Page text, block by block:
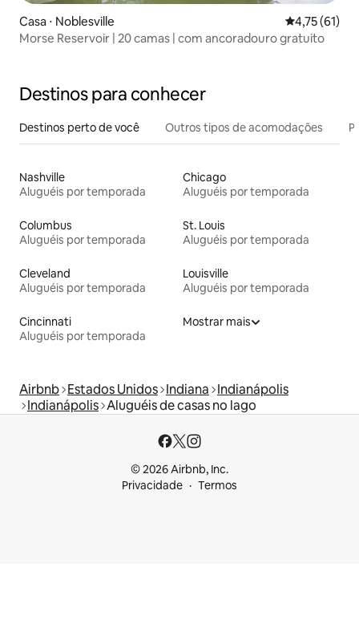
Casa ⋅ Noblesville 4,75 de uma
4,75 (61)
Morse Reservoir | 20 camas | com ancoradouro gratuito
Destinos para conhecer
Destinos perto de você Outros tipos de acomodações
Nashville
Aluguéis por temporada
Chicago
Aluguéis por temporada
Columbus
Aluguéis por temporada
St. Louis
Aluguéis por temporada
Cleveland
Aluguéis por temporada
Louisville
Aluguéis por temporada
Cincinnati
Aluguéis por temporada
Mostrar mais
Airbnb Estados Unidos Indiana Indianápolis
Indianápolis Aluguéis de casas no lago
© 2026 Airbnb, Inc.
Privacidade
Termos